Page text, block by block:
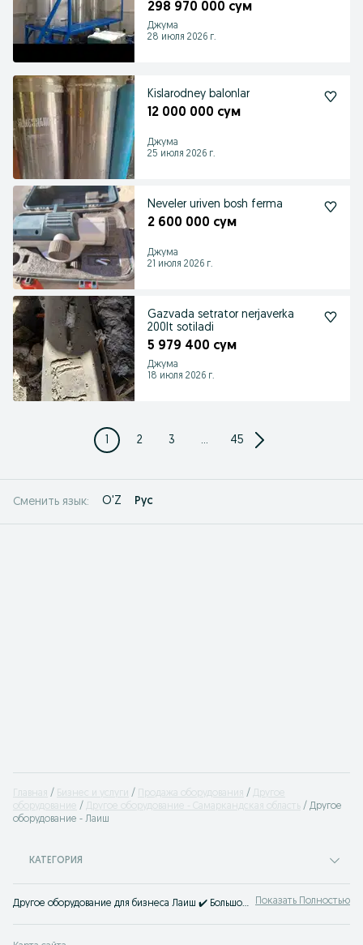
298 970 000 сум
Джума
28 июля 2026 г.
Kislarodney balonlar
12 000 000 сум
Джума
25 июля 2026 г.
Neveler uriven bosh ferma
2 600 000 сум
Джума
21 июля 2026 г.
Gazvada setrator nerjaverka
200lt sotiladi
5 979 400 сум
Джума
18 июля 2026 г.
1 2 3 ... 45
Сменить язык: O'Z Рус
Главная Бизнес и услуги Продажа оборудования
Другое
оборудование
Другое оборудование - Самаркандская область
Другое
оборудование - Лаиш
КАТЕГОРИЯ
Другое оборудование для бизнеса Лаиш ✔️ Большой выбор техники для бизнеса по лучшим ценам ☝ Начать свой бизнес просто с OLX.uz! Показать Полностью